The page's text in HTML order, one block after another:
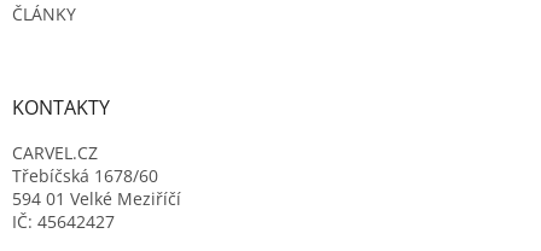
ČLÁNKY
KONTAKTY
CARVEL.CZ
Třebíčská 1678/60
594 01 Velké Meziříčí
IČ: 45642427